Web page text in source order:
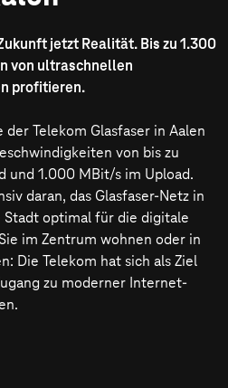
jetzt Realität. Bis zu 1.300
von ultraschnellen
profitieren.
Telekom Glasfaser in Aalen
von bis zu
und 1.000 MBit/s im Upload.
daran, das Glasfaser-Netz in
Stadt optimal für die digitale
im Zentrum wohnen oder in
Die Telekom hat sich als Ziel
zu moderner Internet-